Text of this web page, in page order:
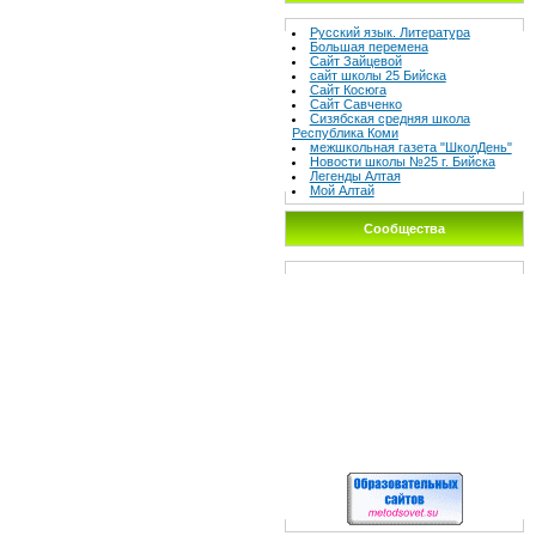
Русский язык. Литература
Большая перемена
Сайт Зайцевой
сайт школы 25 Бийска
Сайт Косюга
Сайт Савченко
Сизябская средняя школа
Республика Коми
межшкольная газета "ШколДень"
Новости школы №25 г. Бийска
Легенды Алтая
Мой Алтай
Сообщества